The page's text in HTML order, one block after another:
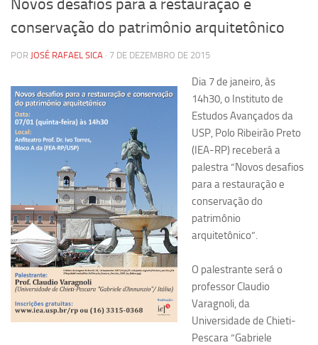
Inscrição
Pesquisa
Grupos de Estudo
Carreira Docente de Impacto
Ciência, Arte, Educação e Sociedade: CienArtES
Grupo de Estudos Avançados em Tecnologia e Informação
em Saúde com foco em Populações Vulneráveis
(Confluencia)
Grupos de estudo encerrados
Grupos de Pesquisa
Criminologia Experimental e Segurança Pública
Direito e Tecnologia (Tech Law)
Grupo de Pesquisa GPUBLIC – Centro de Estudos em Gestão
Novos desafios para a restauração e
conservação do patrimônio arquitetônico
POR JOSÉ RAFAEL SICA · 7 DE DEZEMBRO DE 2015
Dia 7 de janeiro, às
14h30, o Instituto de
Estudos Avançados da
USP, Polo Ribeirão Preto
(IEA-RP) receberá a
palestra “Novos desafios
para a restauração e
conservação do
patrimônio
arquitetônico”.
O palestrante será o
professor Claudio
Varagnoli, da
Universidade de Chieti-
Pescara “Gabriele